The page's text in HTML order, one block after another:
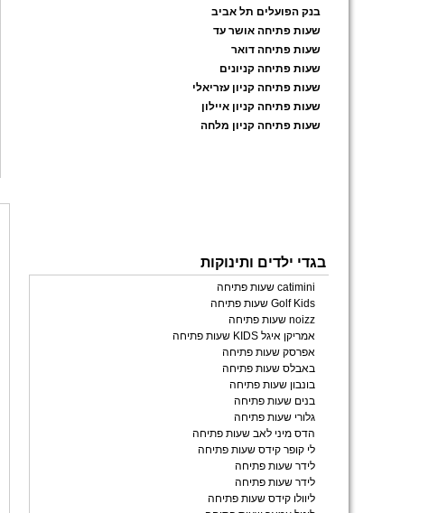
בנק הפועלים תל אביב
שעות פתיחה אושר עד
שעות פתיחה דואר
שעות פתיחה קניונים
שעות פתיחה קניון עזריאלי
שעות פתיחה קניון איילון
שעות פתיחה קניון מלחה
בגדי ילדים ותינוקות
catimini שעות פתיחה
Golf Kids שעות פתיחה
noizz שעות פתיחה
אמריקן איגל KIDS שעות פתיחה
אפרסק שעות פתיחה
באבלס שעות פתיחה
בונבון שעות פתיחה
בנים שעות פתיחה
גלורי שעות פתיחה
הדס מיני לאב שעות פתיחה
לי קופר קידס שעות פתיחה
לידר שעות פתיחה
לידר שעות פתיחה
ליוולו קידס שעות פתיחה